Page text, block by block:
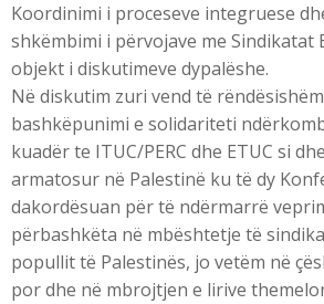
Koordinimi i proceseve integruese
shkëmbimi i përvojave me Sindikatat
objekt i diskutimeve dypalëshe.
Në diskutim zuri vend të
bashkëpunimi e solidariteti
kuadër te ITUC/PERC dhe ETUC si
armatosur në Palestinë ku të dy
dakordësuan për të ndërmarrë
përbashkëta në mbështetje të
popullit të Palestinës, jo vetëm në
por dhe në mbrojtjen e lirive